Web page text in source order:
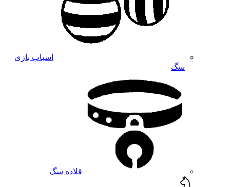
اسباب بازی
سگ
قلاده سگ